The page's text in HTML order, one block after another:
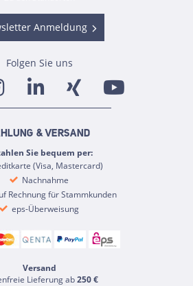
Anmeldung
Folgen Sie uns
& VERSAND
Sie bequem per:
(Visa, Mastercard)
Nachnahme
Rechnung für Stammkunden
eps-Überweisung
Versand
Lieferung ab250 €